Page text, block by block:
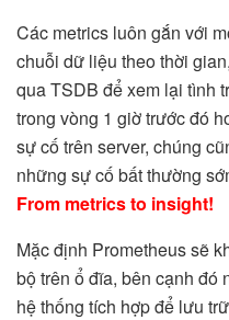
Các metrics luôn gắn với
chuỗi dữ liệu theo thời
qua TSDB để xem lại tình
trong vòng 1 giờ trước đó
sự cố trên server, chúng
những sự cố bất thường
From metrics to insight!
Mặc định Prometheus sẽ
bộ trên ổ đĩa, bên cạnh đó
hệ thống tích hợp để lưu